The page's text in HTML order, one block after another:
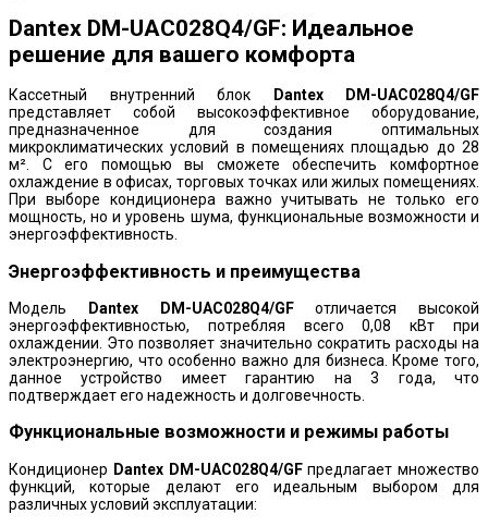
Dantex DM-UAC028Q4/GF: Идеальное
решение для вашего комфорта
Кассетный внутренний блок
Dantex DM-UAC028Q4/GF
представляет собой высокоэффективное оборудование,
предназначенное для создания оптимальных
микроклиматических условий в помещениях площадью до 28
м². С его помощью вы сможете обеспечить комфортное
охлаждение в офисах, торговых точках или жилых помещениях.
При выборе кондиционера важно учитывать не только его
мощность, но и уровень шума, функциональные возможности и
энергоэффективность.
Энергоэффективность и преимущества
Модель Dantex DM-UAC028Q4/GFотличается высокой
энергоэффективностью, потребляя всего 0,08 кВт при
охлаждении. Это позволяет значительно сократить расходы на
электроэнергию, что особенно важно для бизнеса. Кроме того,
данное устройство имеет гарантию на 3 года, что
подтверждает его надежность и долговечность.
Функциональные возможности и режимы работы
Кондиционер Dantex DM-UAC028Q4/GFпредлагает множество
функций, которые делают его идеальным выбором для
различных условий эксплуатации: